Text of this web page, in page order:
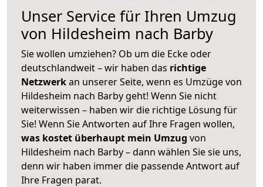
Unser Service für Ihren Umzug
von Hildesheim nach Barby
Sie wollen umziehen? Ob um die Ecke oder
deutschlandweit – wir haben das richtige
Netzwerkan unserer Seite, wenn es Umzüge von
Hildesheim nach Barby geht! Wenn Sie nicht
weiterwissen – haben wir die richtige Lösung für
Sie! Wenn Sie Antworten auf Ihre Fragen wollen,
was kostet überhaupt mein Umzug von
Hildesheim nach Barby – dann wählen Sie sie uns,
denn wir haben immer die passende Antwort auf
Ihre Fragen parat.